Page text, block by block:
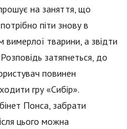
на заняття, що
піти знову в
вимерлої тварини, а звідти
затягнеться, до
повинен
гру «Сибір».
Понса, забрати
цього можна